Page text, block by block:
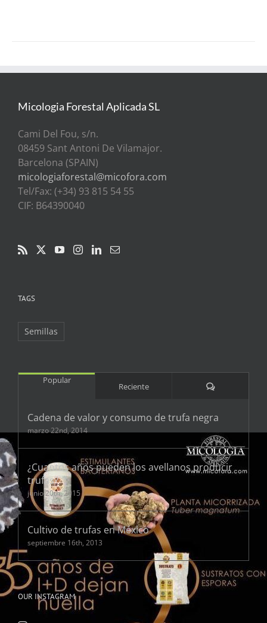
Micologia Forestal Aplicada SL
Cami Del Fou, s/n.
08459 Sant Antoni De Vilamajor.
Barcelona (SPAIN)
micologiaforestal@micofora.com
Tel/Fax: (+34) 93 815 54 55
CIF: B64390040
TAGS
Semillas
Popular
Reciente Comentarios
Cadena de valor y consumo de trufa negra
marzo 22nd, 2014
¿Cuantos años pueden los avellanos producir
trufas?
junio 20th, 2015
Cultivo de trufas en México
septiembre 16th, 2013
OUR INSTAGRAM